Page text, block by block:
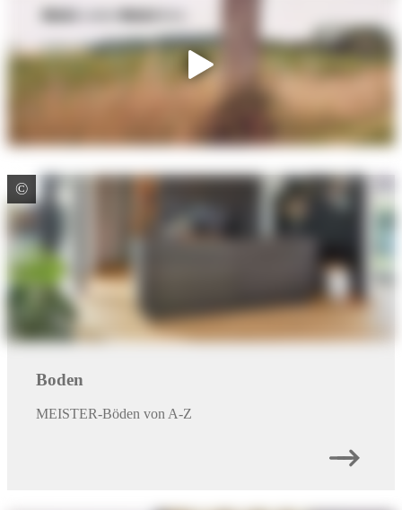
MeisterWerke Schulte GmbH
Leisten & Zubehör
Alles aus einer Hand
© MeisterWerke Schulte GmbH
Paneele